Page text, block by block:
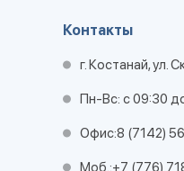
Контакты
г. Костанай, ул.
Пн-Вс: с 09:30
Офис:8 (7142)
Моб.:+7 (776)